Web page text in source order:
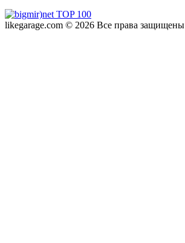
likegarage.com © 2026 Все права защищены